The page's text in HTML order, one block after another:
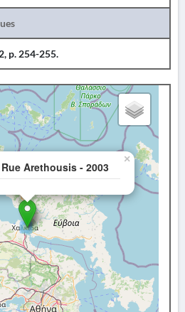
p. 254-255.
Arethousis - 2003
×